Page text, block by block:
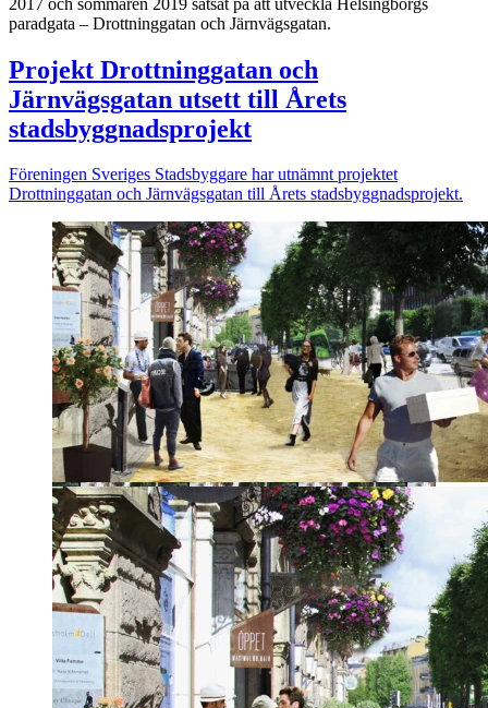
paradgata – Drottninggatan och Järnvägsgatan.
Projekt Drottninggatan och
Järnvägsgatan utsett till Årets
stadsbyggnadsprojekt
Föreningen Sveriges Stadsbyggare har utnämnt projektet
Drottninggatan och Järnvägsgatan till Årets stadsbyggnadsprojekt.